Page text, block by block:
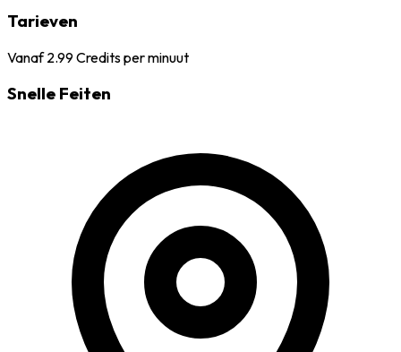
Tarieven
Vanaf2.99Credits per minuut
Snelle Feiten